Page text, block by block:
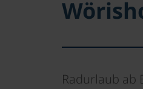
Radurlaub ab